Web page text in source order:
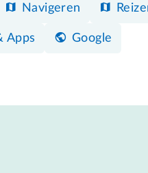
Navigeren
Apps Google